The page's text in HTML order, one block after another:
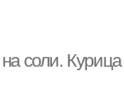
соли.